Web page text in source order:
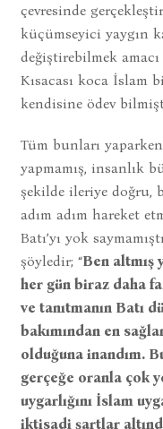
çevresinde
küçümseyici yaygın
değiştirebilmek amacı
Kısacası koca İslam
kendisine ödev
Tüm bunları
yapmamış, insanlık
şekilde ileriye doğru,
adım adım hareket
Batı’yı yok
şöyledir; “Ben altmış
her gün biraz daha
ve tanıtmanın Batı
bakımından en
olduğuna inandım.
gerçeğe oranla çok
uygarlığını İslam
iktisadi şartlar